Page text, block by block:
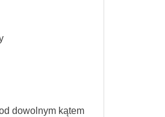
dowolnym kątem